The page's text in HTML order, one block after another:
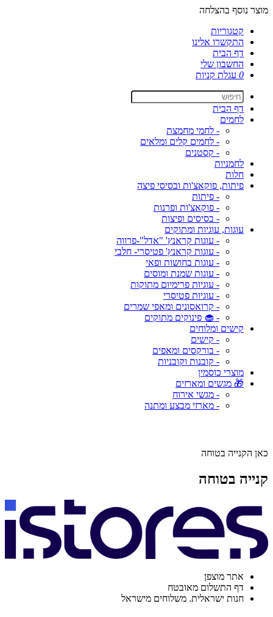
מוצר נוסף בהצלחה
קטגוריות
התקשרו אלינו
דף הבית
החשבון שלי
0 עגלת קניות
דף הבית
לחמים
- לחמי מחמצת
- לחמים קלים ומלאים
- קסטנים
לחמניות
חלות
פיתות, פוקאצ'ות ובסיסי פיצה
- פיתות
- פוקאצ'ות ופרנות
- בסיסים ופיצות
עוגות, עוגיות ומתוקים
- עוגות קראנץ' "אדל"-פרווה
- עוגות קראנץ' פטיסרי- חלבי
- עוגות בחושות ופאי
- עוגות שמנת ומוסים
- עוגיות פרימיום מתוקות
- עוגיות פטיסרי
- קרואסונים ומאפי שמרים
- 🧁 פינוקים מתוקים
קישים ומלוחים
- קישים
- בורקסים ומאפים
- קובנות וקובניות
מוצרי כוסמין
🎁 מגשים ומארזים
- מגשי אירוח
- מארזי מבצע ומתנה
כאן הקנייה בטוחה
קנייה בטוחה
אתר מוצפן
דף התשלום מאובטח
חנות ישראלית. משלוחים מישראל